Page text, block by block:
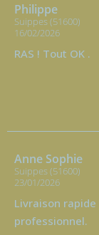
Philippe
Suippes (51600)
16/02/2026
RAS ! Tout OK .
Anne Sophie
Suippes (51600)
23/01/2026
Livraison
professionnel.